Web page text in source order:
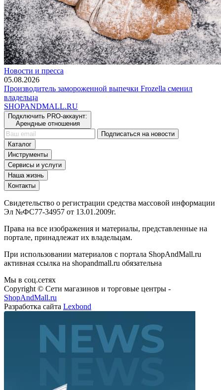
Новости и пресса
05.08.2026
Производитель замороженной выпечки Frozella сменил
владельца
SHOPANDMALL.RU
Подключить PRO-аккаунт:
Арендные отношения
Подписаться на новости
Каталог
Инструменты
Сервисы и услуги
Наша жизнь
Контакты
Свидетельство о регистрации средства массовой информации
Эл №ФС77-34957 от 13.01.2009г.
Права на все изображения и материалы, представленные на
портале, принадлежат их владельцам.
При использовании материалов с портала ShopAndMall.ru
активная ссылка на shopandmall.ru обязательна
Мы в соц.сетях
Copyright © Сети магазинов и торговые центры -
ShopAndMall.ru
Разработка сайта Lexbond